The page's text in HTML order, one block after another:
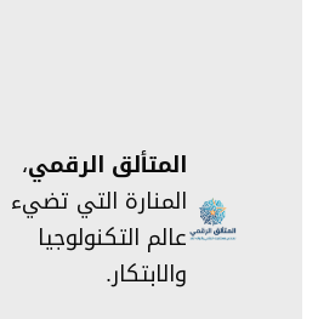
المتألق الرقمي،
المنارة التي تضيء
عالم التكنولوجيا
والابتكار.